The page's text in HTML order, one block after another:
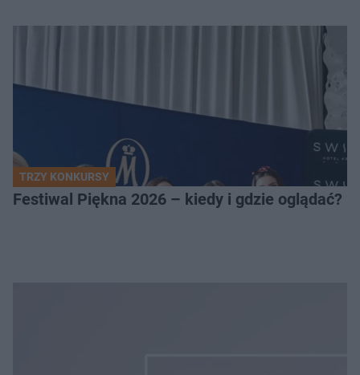
TRZY KONKURSY
Festiwal Piękna 2026 – kiedy i gdzie oglądać?